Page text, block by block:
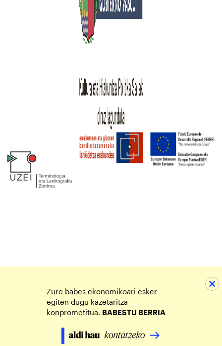
Zure babes ekonomikoari esker
egiten dugu kazetaritza
konprometitua. BABESTU BERRIA